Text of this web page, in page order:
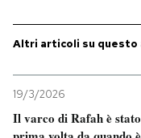
Altri articoli su questo
19/3/2026
Il varco di Rafah è